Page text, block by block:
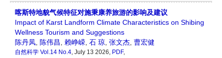
喀斯特地貌气候特征对施秉康养旅游的影响及建议
Impact of Karst Landform Climate Characteristics on Shibing
Wellness Tourism and Suggestions
陈丹凤
陈伟昌 赖峥嵘 石 琼 张文杰 曹宏健
自然科学 Vol.14 No.4, July 13 2026, PDF,